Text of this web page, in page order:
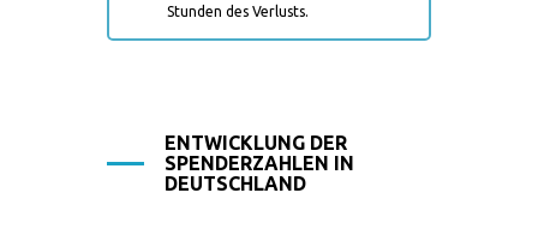
Stunden des Verlusts.
ENTWICKLUNG DER
SPENDERZAHLEN IN
DEUTSCHLAND